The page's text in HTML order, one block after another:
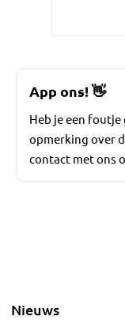
App ons!👋
Heb je een foutje
opmerking over
contact met ons
Nieuws